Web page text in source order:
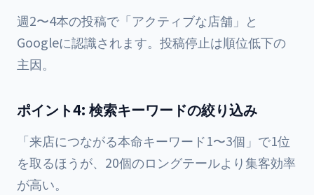
週2〜4本の投稿で「アクティブな店舗」と
Googleに認識されます。投稿停止は順位低下の
主因。
ポイント4: 検索キーワードの絞り込み
「来店につながる本命キーワード1〜3個」で1位
を取るほうが、20個のロングテールより集客効率
が高い。